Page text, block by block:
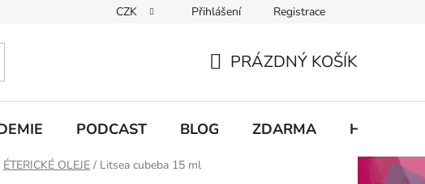
CZK Přihlášení Registrace
KOŠÍK
PRÁZDNÝ KOŠÍK
PODCAST BLOG ZDARMA
ÉTERICKÉ OLEJE / Litsea cubeba 15 ml